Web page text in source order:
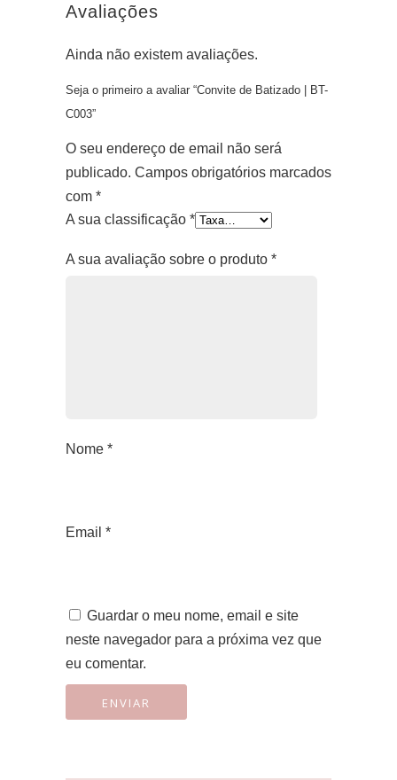
Avaliações
Ainda não existem avaliações.
Seja o primeiro a avaliar “Convite de Batizado | BT-
C003”
O seu endereço de email não será
publicado. Campos obrigatórios marcados
com *
A sua classificação *
A sua avaliação sobre o produto *
Nome *
Email *
Guardar o meu nome, email e site
neste navegador para a próxima vez que
eu comentar.